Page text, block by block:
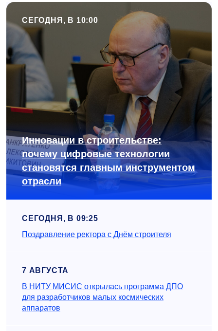
СЕГОДНЯ, В 10:00
Инновации в строительстве:
почему цифровые технологии
становятся главным инструментом
отрасли
СЕГОДНЯ, В 09:25
Поздравление ректора с Днём строителя
7 АВГУСТА
В НИТУ МИСИС открылась программа ДПО
для разработчиков малых космических
аппаратов